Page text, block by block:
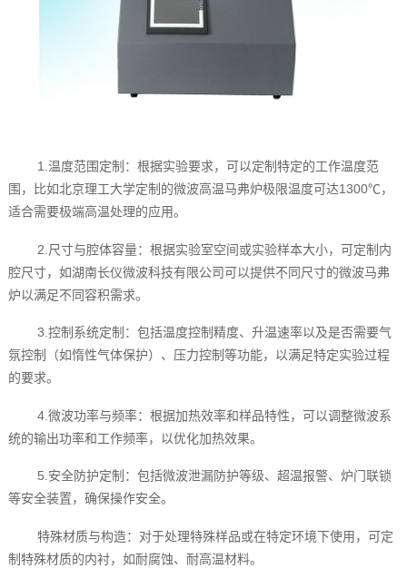
1.温度范围定制：根据实验要求，可以定制特定的工作温度范
围，比如北京理工大学定制的微波高温马弗炉极限温度可达1300℃，
适合需要极端高温处理的应用。
2.尺寸与腔体容量：根据实验室空间或实验样本大小，可定制内
腔尺寸，如湖南长仪微波科技有限公司可以提供不同尺寸的微波马弗
炉以满足不同容积需求。
3.控制系统定制：包括温度控制精度、升温速率以及是否需要气
氛控制（如惰性气体保护）、压力控制等功能，以满足特定实验过程
的要求。
4.微波功率与频率：根据加热效率和样品特性，可以调整微波系
统的输出功率和工作频率，以优化加热效果。
5.安全防护定制：包括微波泄漏防护等级、超温报警、炉门联锁
等安全装置，确保操作安全。
特殊材质与构造：对于处理特殊样品或在特定环境下使用，可定
制特殊材质的内衬，如耐腐蚀、耐高温材料。